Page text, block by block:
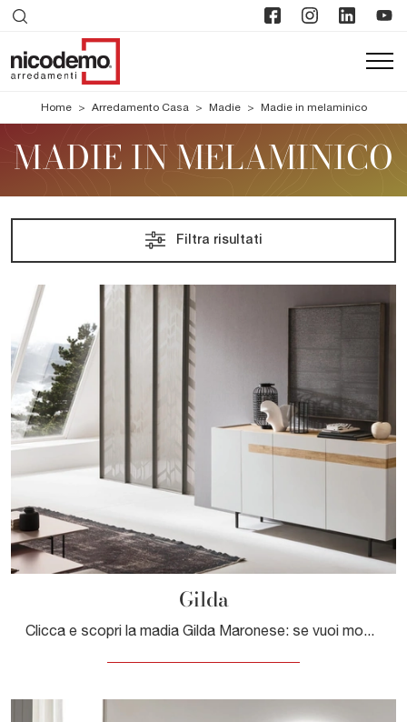
Home > Arredamento Casa > Madie > Madie in melaminico
MADIE IN MELAMINICO
Filtra risultati
Gilda